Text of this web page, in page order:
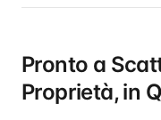
Pronto a
Proprietà, in